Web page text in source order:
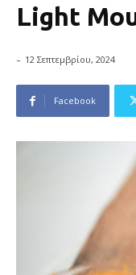
Light
- 12 Σεπτεμβρίου, 2024
Facebook